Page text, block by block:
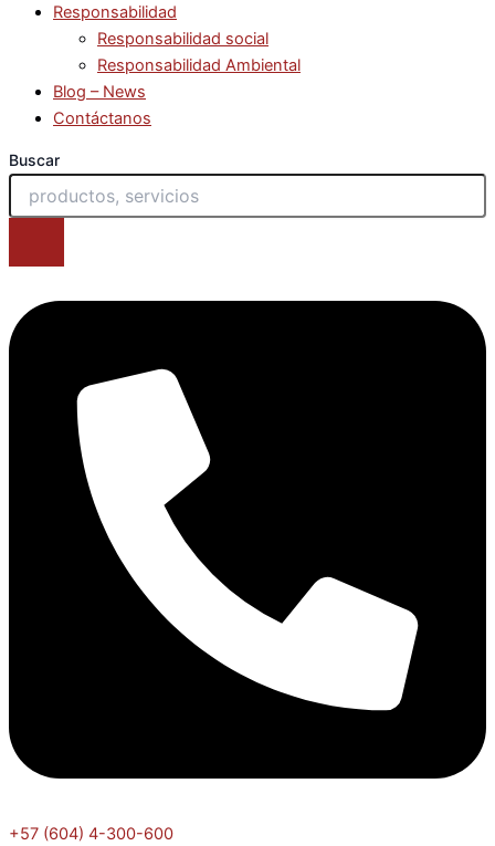
Responsabilidad
Responsabilidad social
Responsabilidad Ambiental
Blog – News
Contáctanos
Buscar
+57 (604) 4-300-600